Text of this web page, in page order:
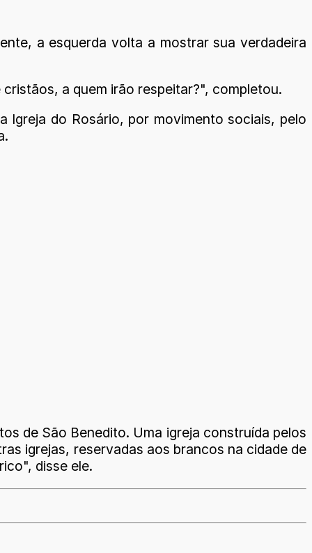
a esquerda volta a mostrar sua verdadeira
a quem irão respeitar?", completou.
do Rosário, por movimento sociais, pelo
de São Benedito. Uma igreja construída pelos
igrejas, reservadas aos brancos na cidade de
disse ele.